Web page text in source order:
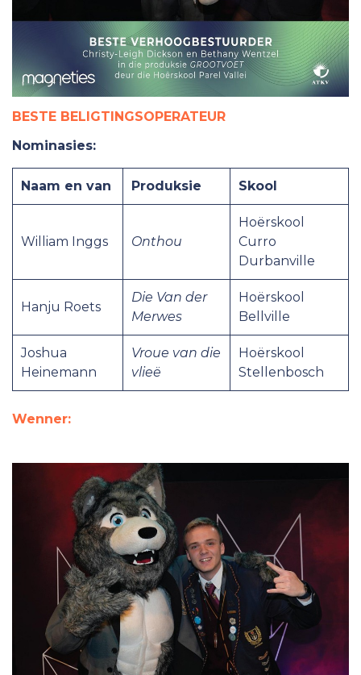
BESTE BELIGTINGSOPERATEUR
Nominasies:
Naam en van Produksie Skool
William Inggs Onthou
Hoërskool
Curro
Durbanville
Hanju Roets
Die Van der
Merwes
Hoërskool
Bellville
Joshua
Heinemann
Vroue van die
vlieë
Hoërskool
Stellenbosch
Wenner: